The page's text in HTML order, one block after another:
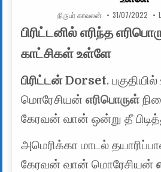
AUTHOR:
நிருபர் காவலன் PUBLISHED
31/07/2022
பிரிட்டனில் எரிந்த
காட்சிகள் உள்ளே
பிரிட்டன் Dorset.
மொரேசியன்எரிபொருள்
கேரவன் வான் ஒன்று தீ
அமெரிக்கா மாடல்
கேரவன் வான் மொரேசியன்